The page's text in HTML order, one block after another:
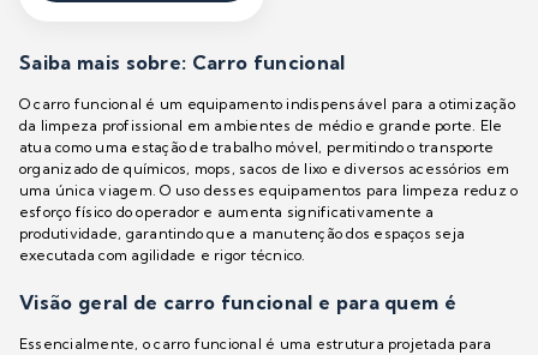
Saiba mais sobre: Carro funcional
O carro funcional é um equipamento indispensável para a otimização
da limpeza profissional em ambientes de médio e grande porte. Ele
atua como uma estação de trabalho móvel, permitindo o transporte
organizado de químicos, mops, sacos de lixo e diversos acessórios em
uma única viagem. O uso desses equipamentos para limpeza reduz o
esforço físico do operador e aumenta significativamente a
produtividade, garantindo que a manutenção dos espaços seja
executada com agilidade e rigor técnico.
Visão geral de carro funcional e para quem é
Essencialmente, o carro funcional é uma estrutura projetada para